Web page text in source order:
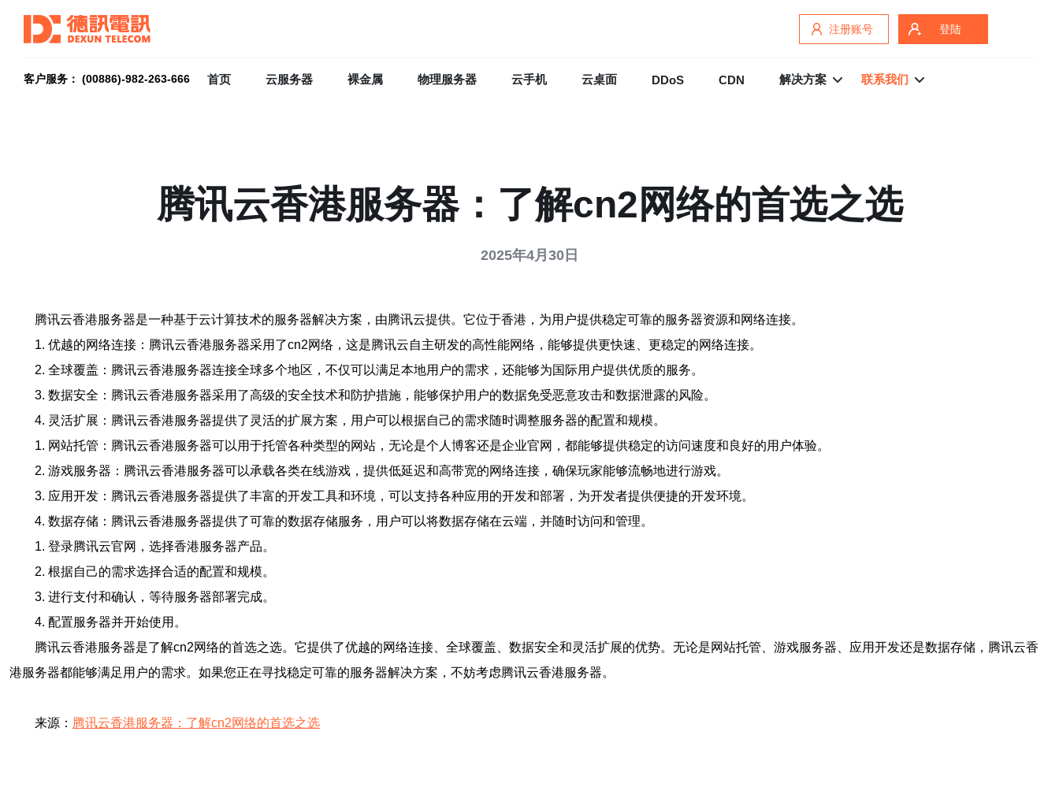
注册账号 登陆
客户服务： (00886)-982-263-666 首页 云服务器 裸金属 物理服务器 云手机 云桌面 DDoS CDN 解决方案 联系我们
腾讯云香港服务器：了解cn2网络的首选之选
2025年4月30日
腾讯云香港服务器是一种基于云计算技术的服务器解决方案，由腾讯云提供。它位于香港，为用户提供稳定可靠的服务器资源和网络连接。
1. 优越的网络连接：腾讯云香港服务器采用了cn2网络，这是腾讯云自主研发的高性能网络，能够提供更快速、更稳定的网络连接。
2. 全球覆盖：腾讯云香港服务器连接全球多个地区，不仅可以满足本地用户的需求，还能够为国际用户提供优质的服务。
3. 数据安全：腾讯云香港服务器采用了高级的安全技术和防护措施，能够保护用户的数据免受恶意攻击和数据泄露的风险。
4. 灵活扩展：腾讯云香港服务器提供了灵活的扩展方案，用户可以根据自己的需求随时调整服务器的配置和规模。
1. 网站托管：腾讯云香港服务器可以用于托管各种类型的网站，无论是个人博客还是企业官网，都能够提供稳定的访问速度和良好的用户体验。
2. 游戏服务器：腾讯云香港服务器可以承载各类在线游戏，提供低延迟和高带宽的网络连接，确保玩家能够流畅地进行游戏。
3. 应用开发：腾讯云香港服务器提供了丰富的开发工具和环境，可以支持各种应用的开发和部署，为开发者提供便捷的开发环境。
4. 数据存储：腾讯云香港服务器提供了可靠的数据存储服务，用户可以将数据存储在云端，并随时访问和管理。
1. 登录腾讯云官网，选择香港服务器产品。
2. 根据自己的需求选择合适的配置和规模。
3. 进行支付和确认，等待服务器部署完成。
4. 配置服务器并开始使用。
腾讯云香港服务器是了解cn2网络的首选之选。它提供了优越的网络连接、全球覆盖、数据安全和灵活扩展的优势。无论是网站托管、游戏服务器、应用开发还是数据存储，腾讯云香
港服务器都能够满足用户的需求。如果您正在寻找稳定可靠的服务器解决方案，不妨考虑腾讯云香港服务器。
来源： 腾讯云香港服务器：了解cn2网络的首选之选